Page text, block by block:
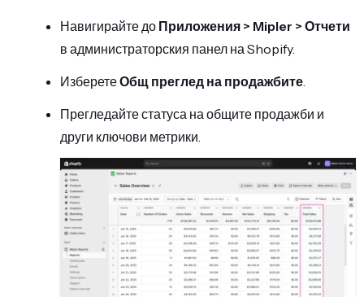
Навигирайте до Приложения > Mipler > Отчети
в администраторския панел на Shopify.
ИзберетеОбщ преглед на продажбите.
Прегледайте статуса на общите продажби и
други ключови метрики.